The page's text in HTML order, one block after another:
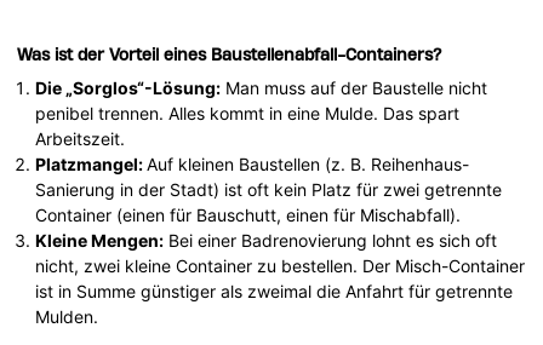
Was ist der Vorteil eines Baustellenabfall-Containers?
Die „Sorglos“-Lösung: Man muss auf der Baustelle nicht
penibel trennen. Alles kommt in eine Mulde. Das spart
Arbeitszeit.
Platzmangel:Auf kleinen Baustellen (z. B. Reihenhaus-
Sanierung in der Stadt) ist oft kein Platz für zwei getrennte
Container (einen für Bauschutt, einen für Mischabfall).
Kleine Mengen: Bei einer Badrenovierung lohnt es sich oft
nicht, zwei kleine Container zu bestellen. Der Misch-Container
ist in Summe günstiger als zweimal die Anfahrt für getrennte
Mulden.